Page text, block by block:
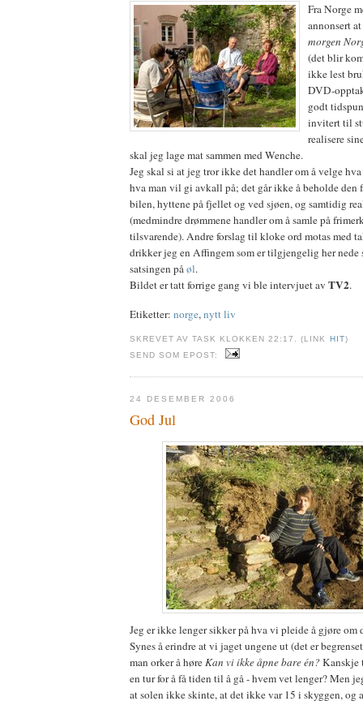
Fra Norge
annonsert
morgen
(det blir
ikke lest
DVD-
godt
invitert til
realisere
skal jeg lage mat sammen med Wenche.
Jeg skal si at jeg tror ikke det handler om å velge
hva man vil gi avkall på; det går ikke å beholde den
bilen, hyttene på fjellet og ved sjøen, og samtidig
(medmindre drømmene handler om å samle på
tilsvarende). Andre forslag til kloke ord motas med
drikker jeg en Affingem som er tilgjengelig her nede
satsingen påøl.
Bildet er tatt forrige gang vi ble intervjuet av TV2.
Etiketter: norge,nytt liv
SKREVET AV TASK KLOKKEN 22:17. (LINK HIT)
SEND SOM EPOST:
24 DESEMBER 2006
God Jul
Jeg er ikke lenger sikker på hva vi pleide å gjøre om
Synes å erindre at vi jaget ungene ut (det er
man orker å høreKan vi ikke åpne bare én?Kanskje
en tur for å få tiden til å gå - hvem vet lenger? Men
at solen ikke skinte, at det ikke var 15 i skyggen, og